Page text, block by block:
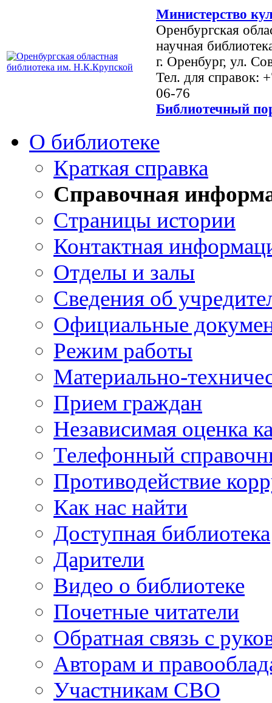
Министерство
Оренбургская
научная
г. Оренбург, ул.
Тел. для справок:
06-76
Библиотечный
О библиотеке
Краткая справка
Справочная
Страницы истории
Контактная
Отделы и залы
Сведения об
Официальные
Режим работы
Материально-
Прием граждан
Независимая оценка
Телефонный
Противодействие
Как нас найти
Доступная библиотека
Дарители
Видео о библиотеке
Почетные читатели
Обратная связь с
Авторам и
Участникам СВО